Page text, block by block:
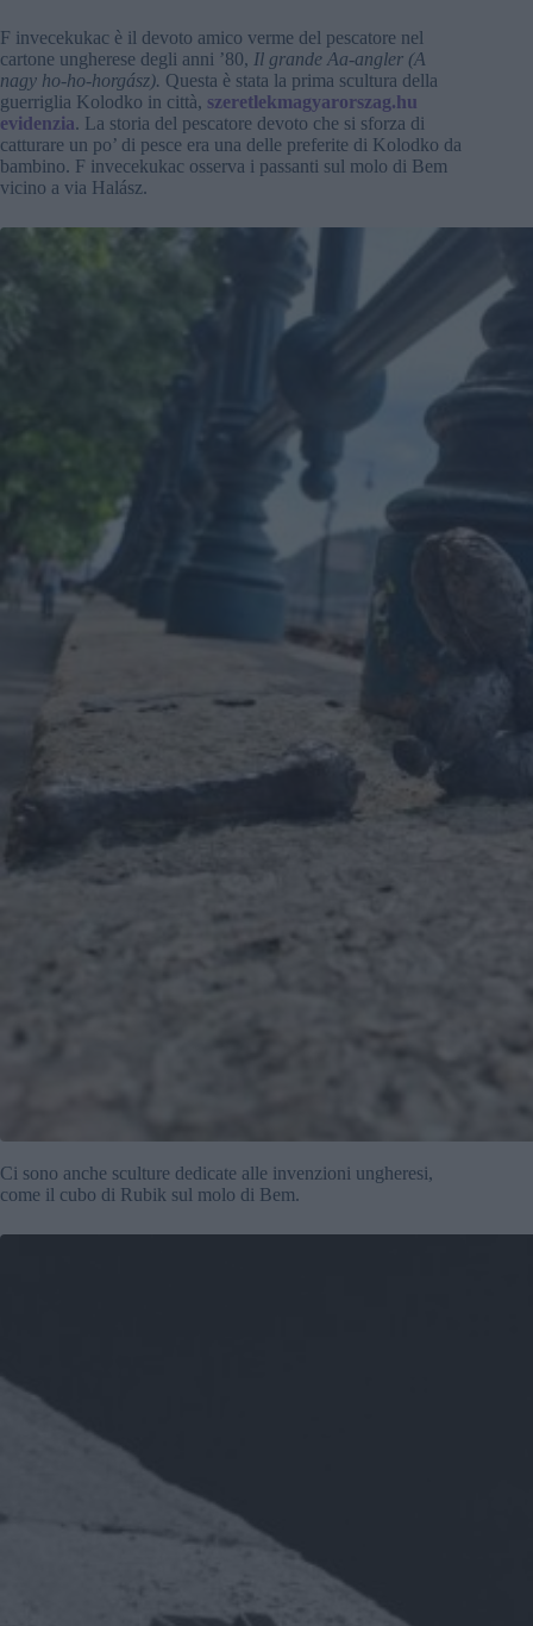
F invecekukac è il devoto amico verme del pescatore nel
cartone ungherese degli anni ’80, Il grande Aa-angler (A
nagy ho-ho-horgász). Questa è stata la prima scultura della
guerriglia Kolodko in città, szeretlekmagyarorszag.hu
evidenzia. La storia del pescatore devoto che si sforza di
catturare un po’ di pesce era una delle preferite di Kolodko da
bambino. F invecekukac osserva i passanti sul molo di Bem
vicino a via Halász.
Ci sono anche sculture dedicate alle invenzioni ungheresi,
come il cubo di Rubik sul molo di Bem.